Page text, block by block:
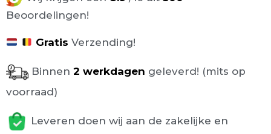
Beoordelingen!
Gratis Verzending!
Binnen 2 werkdagen geleverd! (mits op
voorraad)
Leveren doen wij aan de zakelijke en